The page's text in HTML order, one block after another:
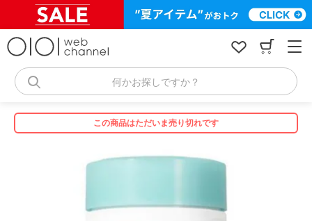
何かお探しですか？
この商品はただいま売り切れです